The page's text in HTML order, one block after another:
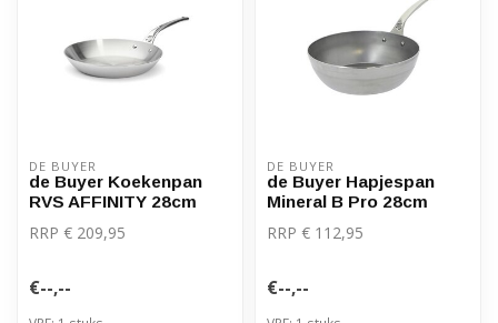
DE BUYER
de Buyer Koekenpan
RVS AFFINITY 28cm
RRP € 209,95
€--,--
DE BUYER
de Buyer Hapjespan
Mineral B Pro 28cm
RRP € 112,95
€--,--